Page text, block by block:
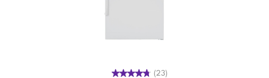
(23)